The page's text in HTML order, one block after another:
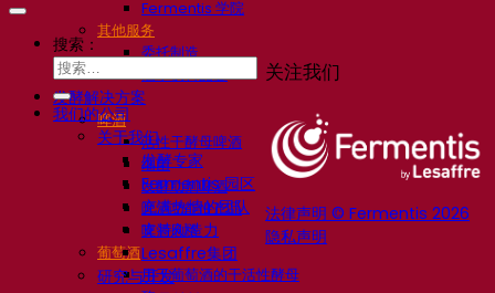
Fermentis 学院
其他服务
委托制造
酒水饮料品鉴
发酵解决方案
啤酒
活性干酵母啤酒
细菌
发酵助剂啤酒
啤酒功能性产品
啤酒风格
葡萄酒
用于葡萄酒的干活性酵母
关注我们
法律声明 © Fermentis 2026
隐私声明
搜索：
我们的公司
关于我们
发酵专家
Fermentis 园区
充满热情的团队
支持创造力
Lesaffre集团
研究与开发